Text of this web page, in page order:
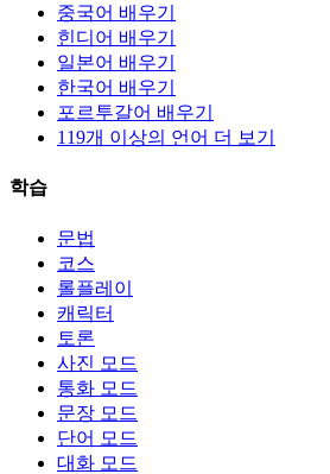
중국어 배우기
힌디어 배우기
일본어 배우기
한국어 배우기
포르투갈어 배우기
119개 이상의 언어 더 보기
학습
문법
코스
롤플레이
캐릭터
토론
사진 모드
통화 모드
문장 모드
단어 모드
대화 모드